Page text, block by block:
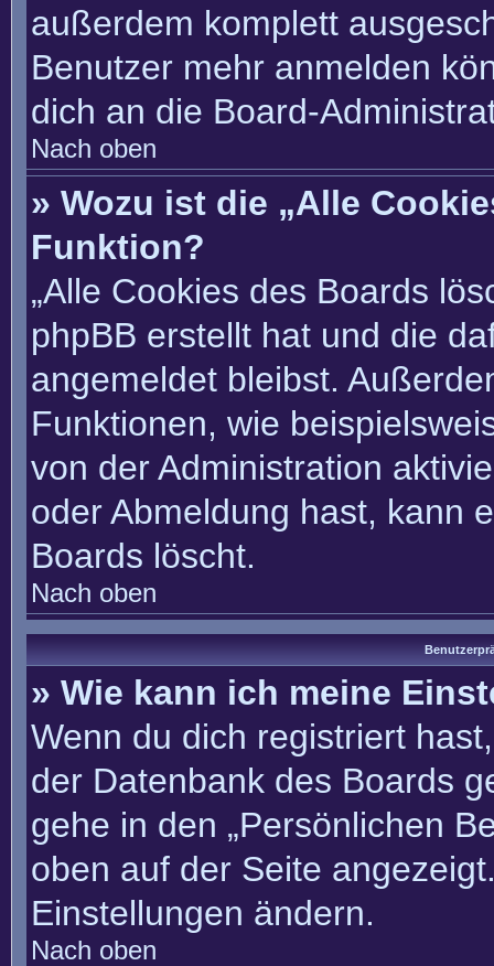
außerdem komplett
Benutzer mehr anmelden
dich an die Board-
Nach oben
» Wozu ist die „Alle
Funktion?
„Alle Cookies des Boards
phpBB erstellt hat und die
angemeldet bleibst.
Funktionen, wie
von der Administration
oder Abmeldung hast, kann
Boards löscht.
Nach oben
» Wie kann ich meine
Wenn du dich registriert
der Datenbank des Boards
gehe in den „Persönlichen
oben auf der Seite
Einstellungen ändern.
Nach oben